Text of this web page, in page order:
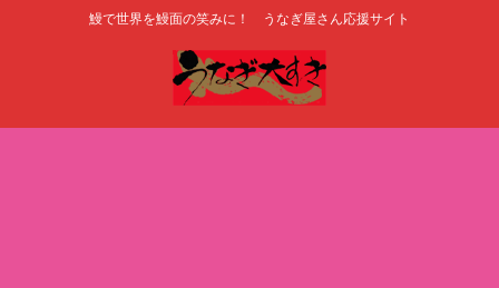
鰻で世界を鰻面の笑みに！ うなぎ屋さん応援サイト